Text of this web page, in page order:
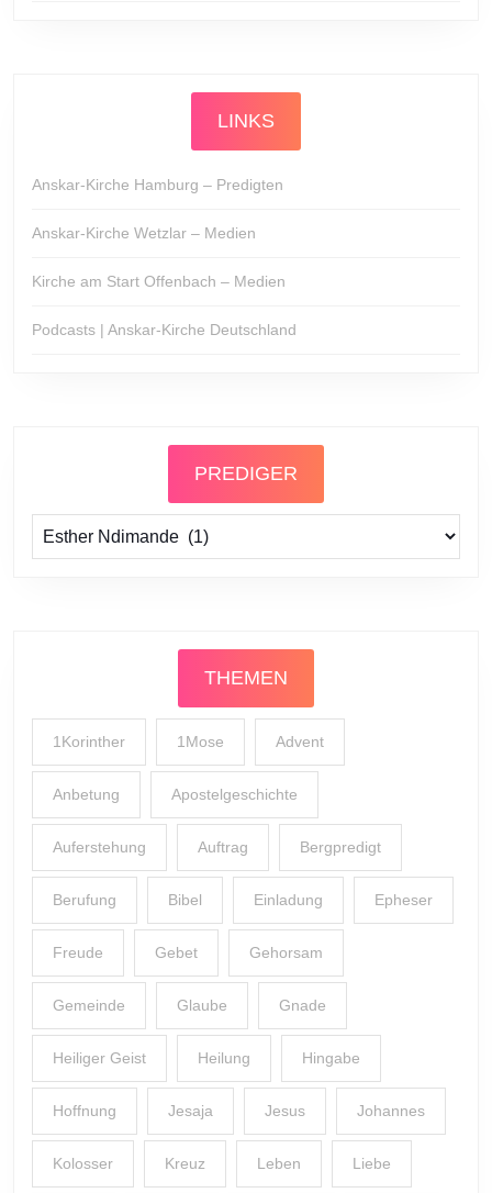
LINKS
Anskar-Kirche Hamburg – Predigten
Anskar-Kirche Wetzlar – Medien
Kirche am Start Offenbach – Medien
Podcasts | Anskar-Kirche Deutschland
PREDIGER
Prediger
THEMEN
1Korinther 1Mose Advent
Anbetung Apostelgeschichte
Auferstehung Auftrag Bergpredigt
Berufung Bibel Einladung Epheser
Freude Gebet Gehorsam
Gemeinde Glaube Gnade
Heiliger Geist Heilung Hingabe
Hoffnung Jesaja Jesus Johannes
Kolosser Kreuz Leben Liebe